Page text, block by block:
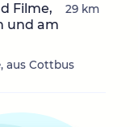
Filme,
und am
aus Cottbus
29 km